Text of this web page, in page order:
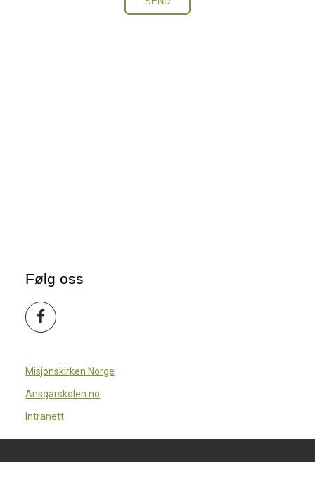
Følg oss
Misjonskirken Norge
Ansgarskolen.no
Intranett